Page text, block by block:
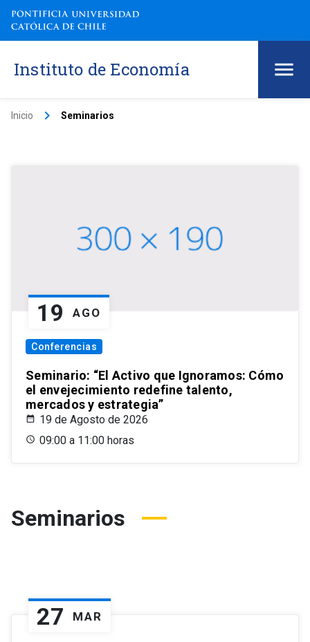
Instituto de Economía
Inicio keyboard_arrow_right Seminarios
19 AGO
Conferencias
Seminario: “El Activo que Ignoramos: Cómo
el envejecimiento redefine talento,
mercados y estrategia”
19 de Agosto de 2026
09:00 a 11:00 horas
Seminarios
27 MAR